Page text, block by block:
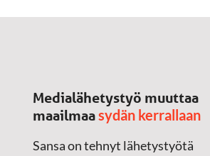
Medialähetystyö muuttaa
maailmaasydän kerrallaan
Sansa on tehnyt lähetystyötä